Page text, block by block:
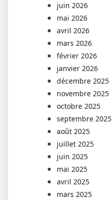
juin 2026
mai 2026
avril 2026
mars 2026
février 2026
janvier 2026
décembre 2025
novembre 2025
octobre 2025
septembre 2025
août 2025
juillet 2025
juin 2025
mai 2025
avril 2025
mars 2025